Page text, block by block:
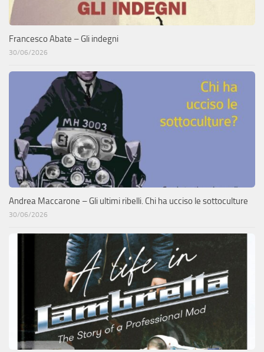
Francesco Abate – Gli indegni
30/06/2026
Andrea Maccarone – Gli ultimi ribelli. Chi ha ucciso le sottoculture
30/06/2026